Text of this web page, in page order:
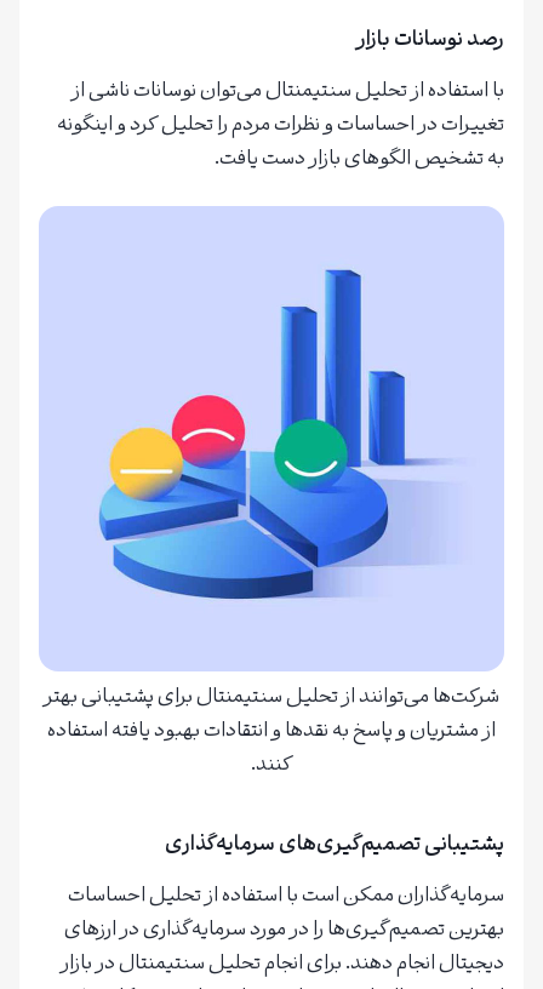
رصد نوسانات بازار
با استفاده از تحلیل سنتیمنتال می‌توان نوسانات ناشی از
تغییرات در احساسات و نظرات مردم را تحلیل کرد و اینگونه
به تشخیص الگوهای بازار دست یافت.
شرکت‌ها می‌توانند از تحلیل سنتیمنتال برای پشتیبانی بهتر
از مشتریان و پاسخ به نقدها و انتقادات بهبود یافته استفاده
کنند.
پشتیبانی تصمیم‌گیری‌های سرمایه‌گذاری
سرمایه‌گذاران ممکن است با استفاده از تحلیل احساسات
بهترین تصمیم‌گیری‌ها را در مورد سرمایه‌گذاری در ارزهای
دیجیتال انجام دهند. برای انجام تحلیل سنتیمنتال در بازار